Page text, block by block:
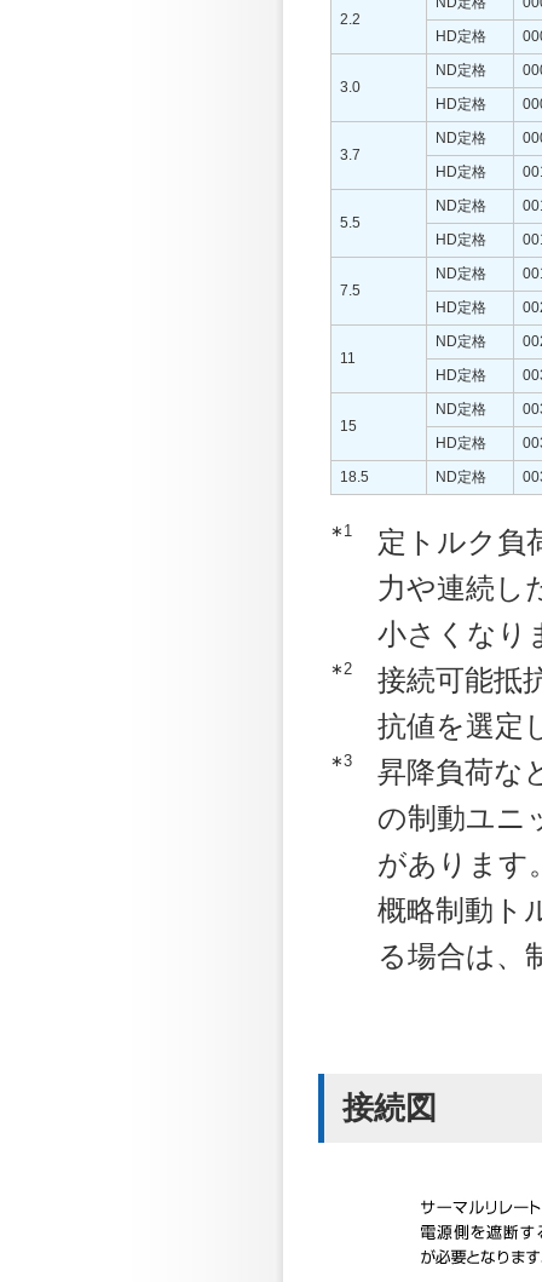
2.2
HD定格
3.0
ND定格
HD定格
3.7
ND定格
HD定格
5.5
ND定格
HD定格
7.5
ND定格
HD定格
11
ND定格
HD定格
15
ND定格
HD定格
18.5
ND定格
∗1
定トルク負
力や連続し
小さくなり
∗2
接続可能抵
抗値を選定
∗3
昇降負荷な
の制動ユニ
があります
概略制動ト
る場合は、
接続図